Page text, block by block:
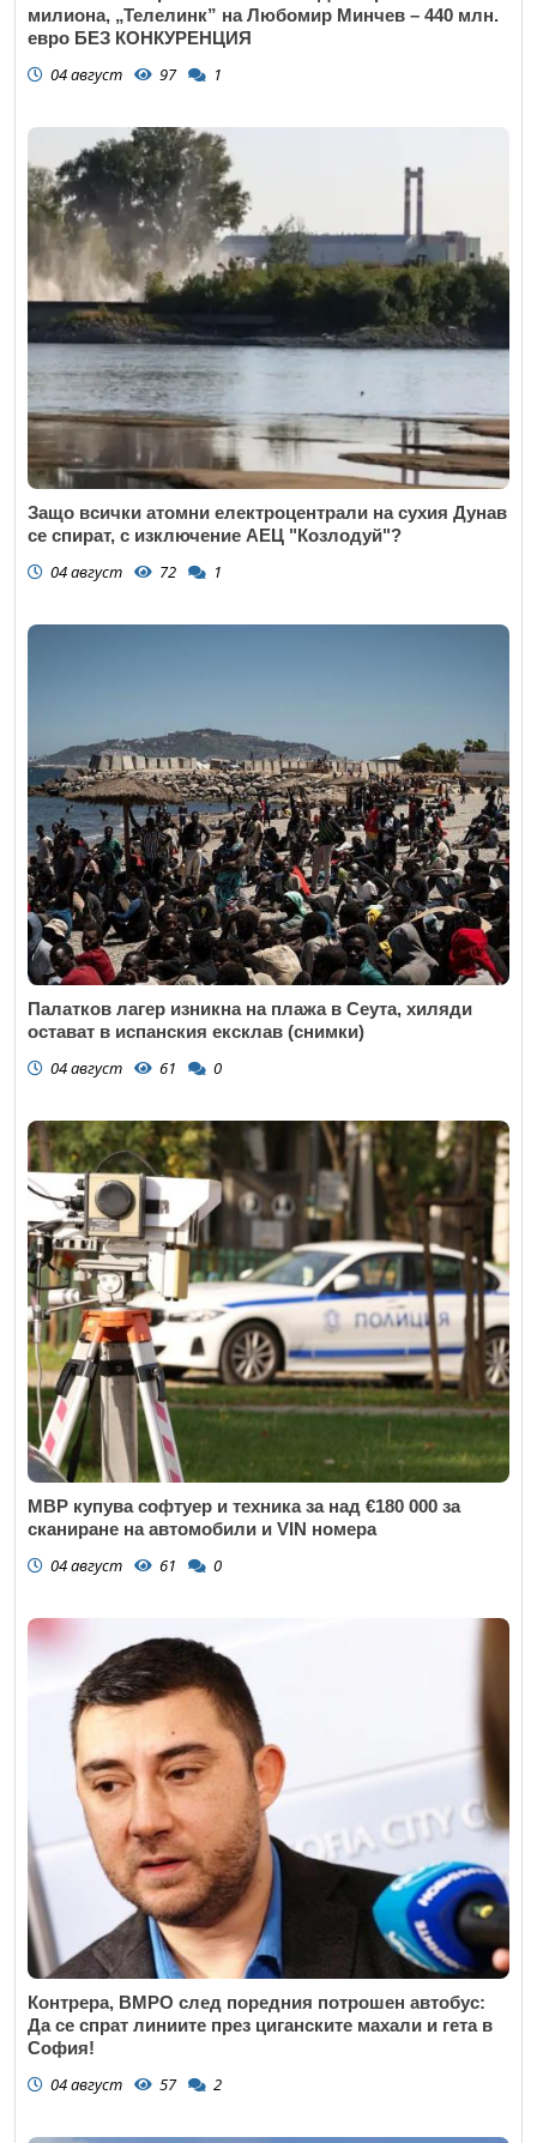
милиона, „Телелинк” на Любомир Минчев – 440 млн.
евро БЕЗ КОНКУРЕНЦИЯ
04 август 97 1
Защо всички атомни електроцентрали на сухия Дунав
се спират, с изключение АЕЦ "Козлодуй"?
04 август 72 1
Палатков лагер изникна на плажа в Сеута, хиляди
остават в испанския ексклав (снимки)
04 август 61 0
МВР купува софтуер и техника за над €180 000 за
сканиране на автомобили и VIN номера
04 август 61 0
Контрера, ВМРО след поредния потрошен автобус:
Да се спрат линиите през циганските махали и гета в
София!
04 август 57 2